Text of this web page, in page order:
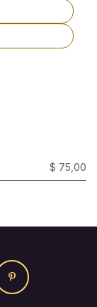
$ 75,00